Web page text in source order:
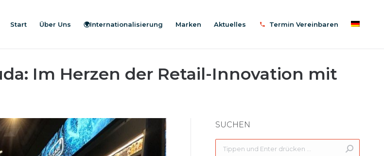
Start Über Uns 🌍Internationalisierung Marken Aktuelles Termin Vereinbaren
Im Herzen der Retail-Innovation mit
SUCHEN